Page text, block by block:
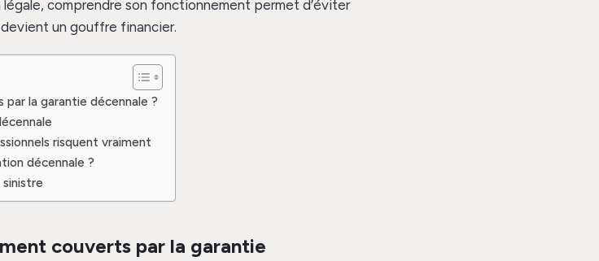
comprendre son fonctionnement permet d’éviter
un gouffre financier.
la garantie décennale ?
risquent vraiment
décennale ?
couverts par la garantie